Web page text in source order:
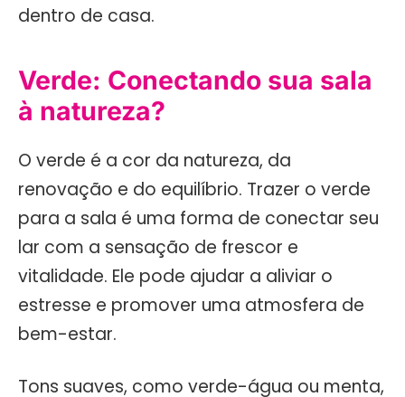
dentro de casa.
Verde: Conectando sua sala
à natureza?
O verde é a cor da natureza, da
renovação e do equilíbrio. Trazer o verde
para a sala é uma forma de conectar seu
lar com a sensação de frescor e
vitalidade. Ele pode ajudar a aliviar o
estresse e promover uma atmosfera de
bem-estar.
Tons suaves, como verde-água ou menta,